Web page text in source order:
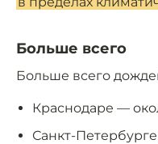
Больше всего
Больше всего
Краснодаре —
Санкт-